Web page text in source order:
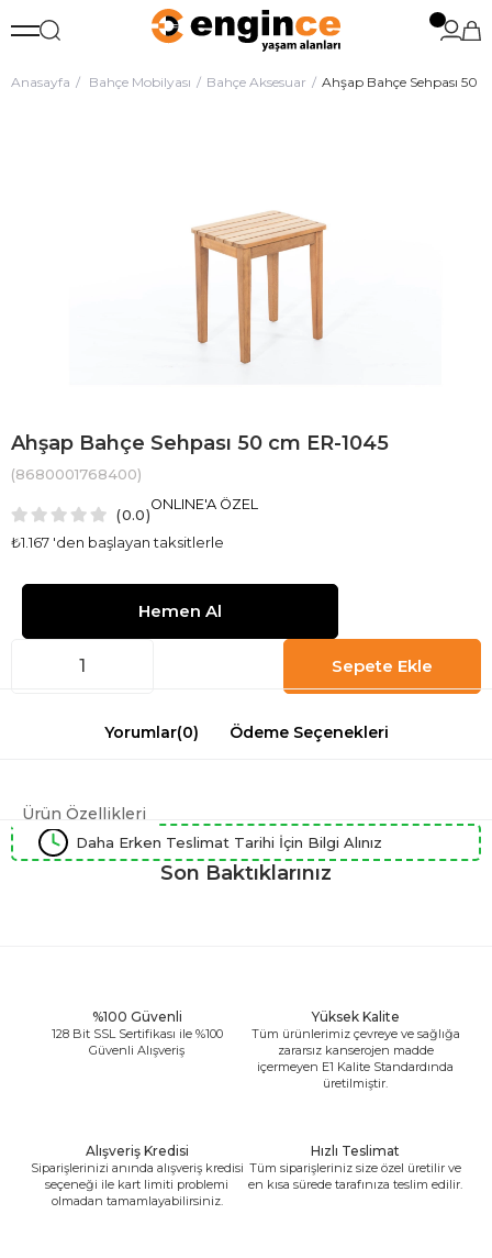
Anasayfa Bahçe Mobilyası Bahçe Aksesuar Ahşap Bahçe Sehpası 50
Ahşap Bahçe Sehpası 50 cm ER-1045
(8680001768400)
0.0
₺1.167 'den başlayan taksitlerle
ONLINE'A ÖZEL
Yorumlar(0) Ödeme Seçenekleri
Ürün Özellikleri
Daha Erken Teslimat Tarihi İçin Bilgi Alınız
Son Baktıklarınız
%100 Güvenli
128 Bit SSL Sertifikası ile %100
Güvenli Alışveriş
Yüksek Kalite
Tüm ürünlerimiz çevreye ve sağlığa
zararsız kanserojen madde
içermeyen E1 Kalite Standardında
üretilmiştir.
Alışveriş Kredisi
Siparişlerinizi anında alışveriş kredisi
seçeneği ile kart limiti problemi
olmadan tamamlayabilirsiniz.
Hızlı Teslimat
Tüm siparişleriniz size özel üretilir ve
en kısa sürede tarafınıza teslim edilir.